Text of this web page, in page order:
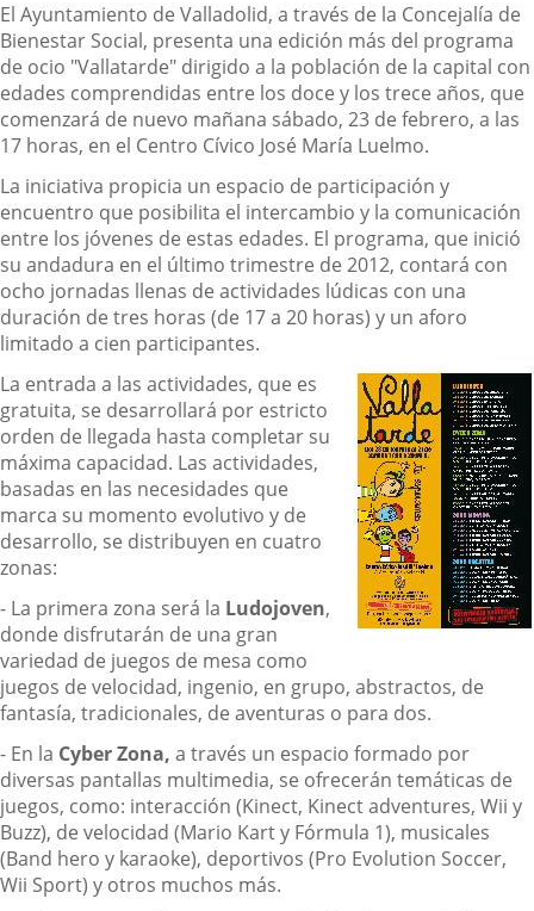
El Ayuntamiento de Valladolid, a través de la Concejalía de
Bienestar Social, presenta una edición más del programa
de ocio "Vallatarde" dirigido a la población de la capital con
edades comprendidas entre los doce y los trece años, que
comenzará de nuevo mañana sábado, 23 de febrero, a las
17 horas, en el Centro Cívico José María Luelmo.
La iniciativa propicia un espacio de participación y
encuentro que posibilita el intercambio y la comunicación
entre los jóvenes de estas edades. El programa, que inició
su andadura en el último trimestre de 2012, contará con
ocho jornadas llenas de actividades lúdicas con una
duración de tres horas (de 17 a 20 horas) y un aforo
limitado a cien participantes.
La entrada a las actividades, que es
gratuita, se desarrollará por estricto
orden de llegada hasta completar su
máxima capacidad. Las actividades,
basadas en las necesidades que
marca su momento evolutivo y de
desarrollo, se distribuyen en cuatro
zonas:
- La primera zona será la Ludojoven,
donde disfrutarán de una gran
variedad de juegos de mesa como
juegos de velocidad, ingenio, en grupo, abstractos, de
fantasía, tradicionales, de aventuras o para dos.
- En la Cyber Zona, a través un espacio formado por
diversas pantallas multimedia, se ofrecerán temáticas de
juegos, como: interacción (Kinect, Kinect adventures, Wii y
Buzz), de velocidad (Mario Kart y Fórmula 1), musicales
(Band hero y karaoke), deportivos (Pro Evolution Soccer,
Wii Sport) y otros muchos más.